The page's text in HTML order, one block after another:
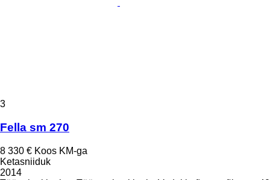
3
Fella sm 270
8 330 € Koos KM-ga
Ketasniiduk
2014